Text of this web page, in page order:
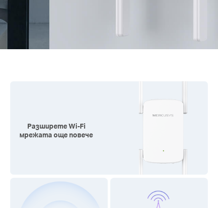
Разширете Wi-Fi
мрежата още повече